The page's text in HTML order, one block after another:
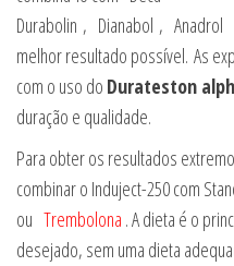
Durabolin , Dianabol ,
melhor resultado possível. As
com o uso do Durateston
duração e qualidade.
Para obter os resultados
combinar o Induject-250 com
ou Trembolona . A dieta é o
desejado, sem uma dieta